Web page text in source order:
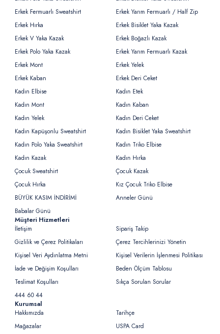
Erkek Fermuarlı Sweatshirt
Erkek Yarım Fermuarlı / Half Zip
Erkek Hırka
Erkek Bisiklet Yaka Kazak
Erkek V Yaka Kazak
Erkek Boğazlı Kazak
Erkek Polo Yaka Kazak
Erkek Yarım Fermuarlı Kazak
Erkek Mont
Erkek Yelek
Erkek Kaban
Erkek Deri Ceket
Kadın Elbise
Kadın Etek
Kadın Mont
Kadın Kaban
Kadın Yelek
Kadın Deri Ceket
Kadın Kapüşonlu Sweatshirt
Kadın Bisiklet Yaka Sweatshirt
Kadın Polo Yaka Sweatshirt
Kadın Triko Elbise
Kadın Kazak
Kadın Hırka
Çocuk Sweatshirt
Çocuk Kazak
Çocuk Hırka
Kız Çocuk Triko Elbise
BÜYÜK KASIM İNDİRİMİ
Anneler Günü
Babalar Günü
Müşteri Hizmetleri
İletişim
Sipariş Takip
Gizlilik ve Çerez Politikaları
Çerez Tercihlerinizi Yönetin
Kişisel Veri Aydınlatma Metni
Kişisel Verilerin İşlenmesi Politikası
İade ve Değişim Koşulları
Beden Ölçüm Tablosu
Teslimat Koşulları
Sıkça Sorulan Sorular
444 60 44
Kurumsal
Hakkımızda
Tarihçe
Mağazalar
USPA Card